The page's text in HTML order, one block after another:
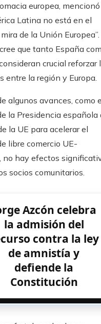
europea, mencionó
Latina no está en el
de la Unión Europea”.
que tanto España
crucial reforzar
entre la región y Europa.
algunos avances, como
la Presidencia española
la UE para acelerar el
libre comercio UE-
no hay efectos
socios comunitarios.
Azcón celebra
la admisión del
contra la ley
de amnistía y
defiende la
Constitución